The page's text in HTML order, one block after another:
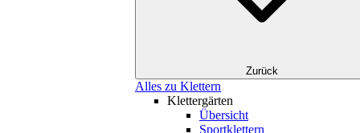
Zurück
Alles zu Klettern
Klettergärten
Übersicht
Sportklettern